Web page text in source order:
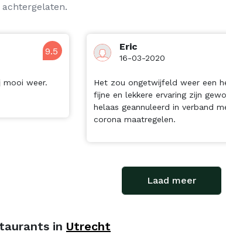
9.5
mooi weer.
Eric
16-03-2020
Het zou ongetwijfeld weer een
fijne en lekkere ervaring zijn
helaas geannuleerd in verband
corona maatregelen.
Laad meer
in Utrecht